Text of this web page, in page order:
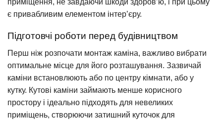
є привабливим елементом інтер’єру.
Підготовчі роботи перед будівництвом
Перш ніж розпочати монтаж каміна, важливо вибрати
оптимальне місце для його розташування. Зазвичай
каміни встановлюють або по центру кімнати, або у
кутку. Кутові каміни займають менше корисного
простору і ідеально підходять для невеликих
приміщень, створюючи затишний куточок для